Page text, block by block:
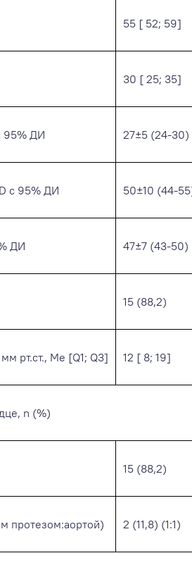
55 [ 52; 59]
30 [ 25; 35]
95% ДИ 27±5 (24-30)
с 95% ДИ 50±10 (44-
ДИ 47±7 (43-50)
15 (88,2)
рт.ст., Ме [Q1; Q3] 12 [ 8; 19]
n (%)
15 (88,2)
протезом:аортой) 2 (11,8) (1:1)